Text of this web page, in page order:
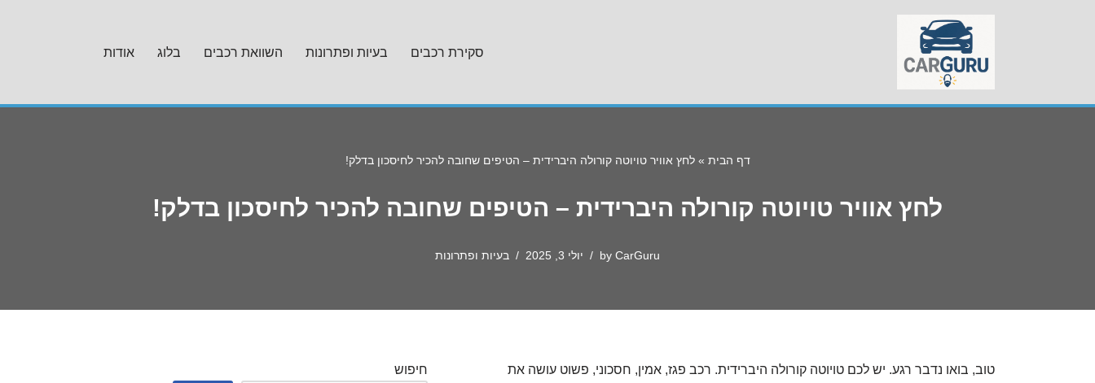
סקירת רכבים בעיות ופתרונות השוואת רכבים בלוג אודות
דף הבית »לחץ אוויר טויוטה קורולה היברידית – הטיפים שחובה להכיר לחיסכון בדלק!
לחץ אוויר טויוטה קורולה היברידית – הטיפים שחובה להכיר לחיסכון בדלק!
by CarGuru יולי 3, 2025 בעיות ופתרונות
טוב, בואו נדבר רגע. יש לכם טויוטה קורולה היברידית. רכב פגז, אמין, חסכוני, פשוט עושה את
חיפוש